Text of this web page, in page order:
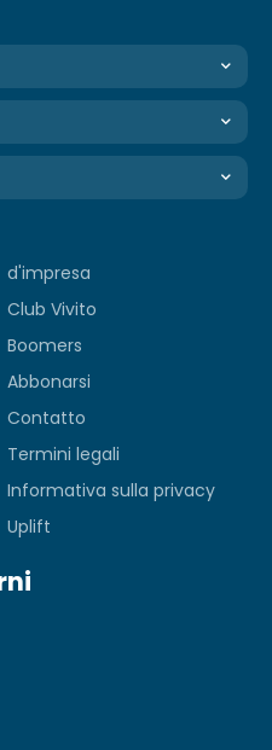
d'impresa
Club Vivito
Boomers
Abbonarsi
Contatto
Termini legali
Informativa sulla privacy
Uplift